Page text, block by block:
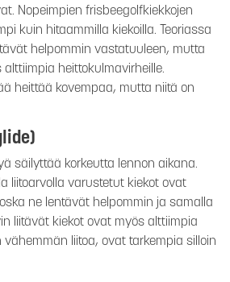
Nopeimpien frisbeegolfkiekkojen
kuin hitaammilla kiekoilla. Teoriassa
helpommin vastatuuleen, mutta
heittokulmavirheille.
heittää kovempaa, mutta niitä on
säilyttää korkeutta lennon aikana.
liitoarvolla varustetut kiekot ovat
ne lentävät helpommin ja samalla
liitävät kiekot ovat myös alttiimpia
vähemmän liitoa, ovat tarkempia silloin